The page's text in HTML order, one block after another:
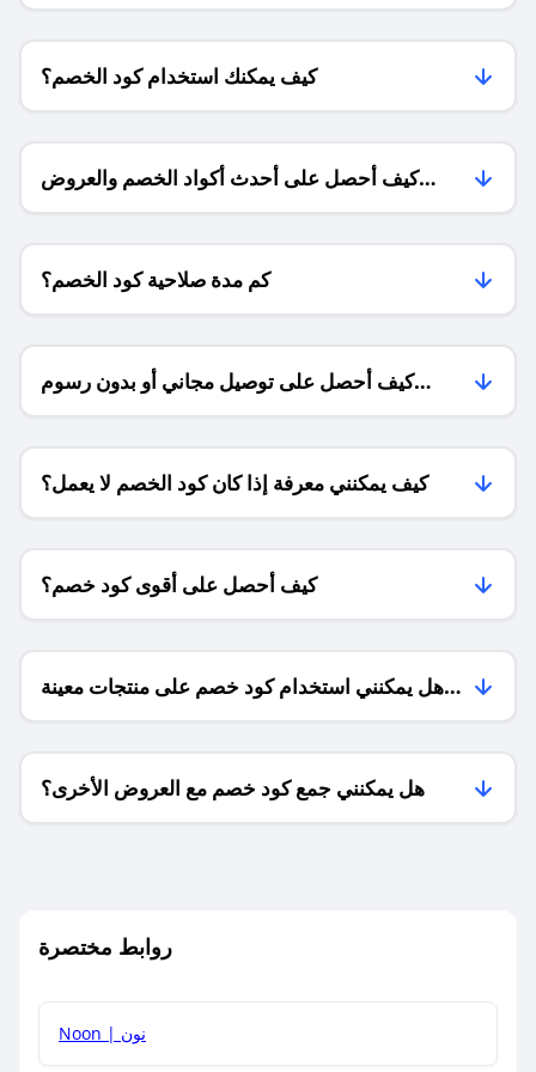
كيف يمكنك استخدام كود الخصم؟
كيف أحصل على أحدث أكواد الخصم والعروض
للمتاجر؟
كم مدة صلاحية كود الخصم؟
كيف أحصل على توصيل مجاني أو بدون رسوم
الشحن ؟
كيف يمكنني معرفة إذا كان كود الخصم لا يعمل؟
كيف أحصل على أقوى كود خصم؟
هل يمكنني استخدام كود خصم على منتجات معينة
فقط؟
هل يمكنني جمع كود خصم مع العروض الأخرى؟
روابط مختصرة
Noon | نون